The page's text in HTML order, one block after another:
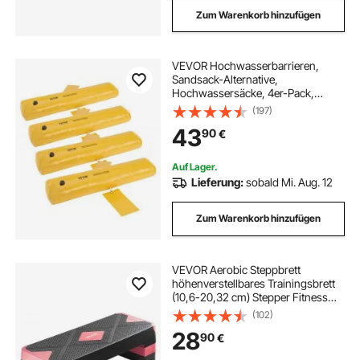
Zum Warenkorb hinzufügen
VEVOR Hochwasserbarrieren,
Sandsack-Alternative,
Hochwassersäcke, 4er-Pack,
Hochwasserbarriere für Zuhause,
Wasserbarrieren für
Überschwemmungen, Türöffnung,
Auffahrt (122 x 15 cm)
(197)
4390€
Auf Lager.
Lieferung:sobald Mi. Aug. 12
Zum Warenkorb hinzufügen
VEVOR Aerobic Steppbrett
höhenverstellbares Trainingsbrett
(10,6-20,32 cm) Stepper Fitness
mit 250 kg Tragfähigkeit rutschfeste
Oberflächenbank für Heim-
Fitnessstudio Cardio-Krafttraining
Rot
(102)
2890€